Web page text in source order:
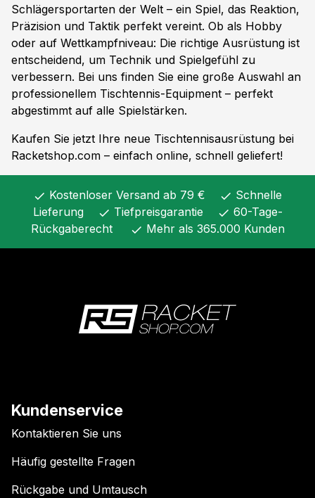
Schlägersportarten der Welt – ein Spiel, das Reaktion,
Präzision und Taktik perfekt vereint. Ob als Hobby
oder auf Wettkampfniveau: Die richtige Ausrüstung ist
entscheidend, um Technik und Spielgefühl zu
verbessern. Bei uns finden Sie eine große Auswahl an
professionellem Tischtennis-Equipment – perfekt
abgestimmt auf alle Spielstärken.
Kaufen Sie jetzt Ihre neue Tischtennisausrüstung bei
Racketshop.com – einfach online, schnell geliefert!
check Kostenloser Versand ab 79 € check Schnelle
Lieferung
check Tiefpreisgarantie check 60-Tage-
Rückgaberecht
check Mehr als 365.000 Kunden
Kundenservice
Kontaktieren Sie uns
Häufig gestellte Fragen
Rückgabe und Umtausch